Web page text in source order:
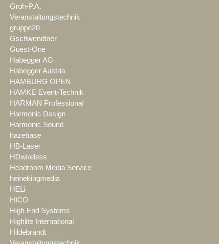
Groh-P.A.
Veranstaltungstechnik
gruppe20
Gschwendtner
Guest-One
Habegger AG
Habegger Austria
HAMBURG OPEN
HAMKE Event-Technik
HARMAN Professional
Harmonic Design
Harmonic Sound
hazebase
HB-Laser
HDwireless
Headroom Media Service
heinekingmedia
HELi
HICO
High End Systems
Highlite International
Hildebrandt